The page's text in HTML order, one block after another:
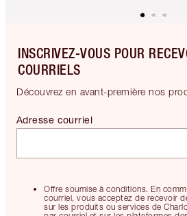
INSCRIVEZ-VOUS POUR
COURRIELS
Découvrez en avant-première nos
Offre soumise à conditions. En
courriel, vous acceptez de recevoir
sur les produits ou services de
Adresse courriel